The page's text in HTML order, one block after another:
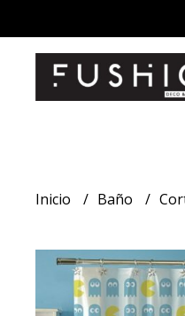
Inicio Baño